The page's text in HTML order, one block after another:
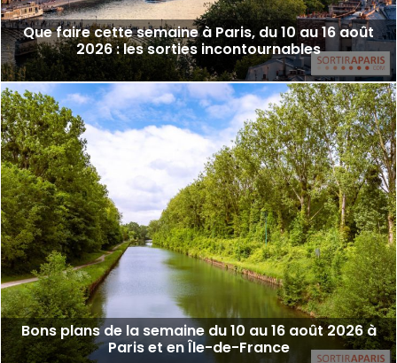
Que faire cette semaine à Paris, du 10 au 16 août
2026 : les sorties incontournables
Bons plans de la semaine du 10 au 16 août 2026 à
Paris et en Île-de-France